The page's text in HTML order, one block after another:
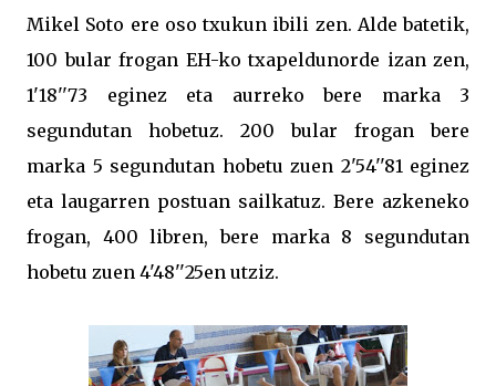
Mikel Soto ere oso txukun ibili zen. Alde batetik,
100 bular frogan EH-ko txapeldunorde izan zen,
1'18''73 eginez eta aurreko bere marka 3
segundutan hobetuz. 200 bular frogan bere
marka 5 segundutan hobetu zuen 2'54''81 eginez
eta laugarren postuan sailkatuz. Bere azkeneko
frogan, 400 libren, bere marka 8 segundutan
hobetu zuen 4'48''25en utziz.